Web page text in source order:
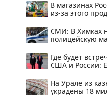
В магазинах
из-за этого
СМИ: В Химках
полицейскую
Где будет
США и России:
На Урале из
украдены 18